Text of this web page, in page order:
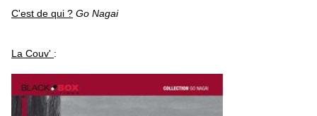
C'est de qui ? Go Nagai
La Couv' :